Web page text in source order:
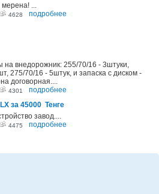
...
4628 подробнее
внедорожник: 255/70/16 - 3штуки,
275/70/16 - 5штук, и запаска с диском -
договорная....
4301
подробнее
за 45000 Тенге
завод....
4475 подробнее